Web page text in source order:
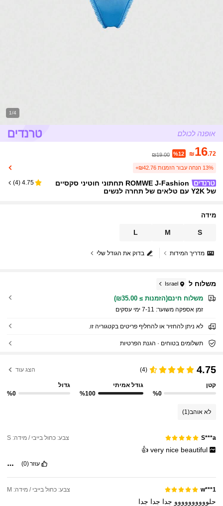
1/4
₪16.72
%12
₪19.00
13% הנחה עבור הזמנות ₪42.76+
ROMWE J-Fashion תחתוני חוטיני סקסיים
של Y2K עם טלאים של תחרה לנשים
4.75
(
4
)
מידה
S
M
L
בדוק את הגודל שלי מדריך המידות
משלוח ל Israel
משלוח חינם(הזמנות ≥ ₪35.00)
זמן אספקה ​​משוער: 7-11 ימי עסקים
לא ניתן להחזיר או להחליף פריטים בקטגוריה זו.
תשלומים בטוחים · הגנת הפרטיות
4.75
(4) הצג עוד
קטן
%0
גודל אמיתי
%100
גדול
%0
לא אוהב(1)
S***a צבע: כחול בייבי / מידה: S
very nice beautiful
👍
עוזר(0)
w***1 צבע: כחול בייבי / מידה: M
حلوووووووووو جدا جدا جدا